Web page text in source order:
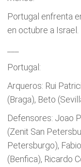
Portugal enfrenta
en octubre a Israel.
Portugal:
Arqueros: Rui
(Braga), Beto
Defensores: Joao
(Zenit San
Petersburgo),
(Benfica), Ricardo